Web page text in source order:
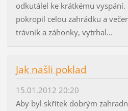
odkutálel ke krátkému
pokropil celou zahrádku a
trávník a záhonky, vytrhal...
Jak našli poklad
15.01.2012 20:20
Aby byl skřítek dobrým